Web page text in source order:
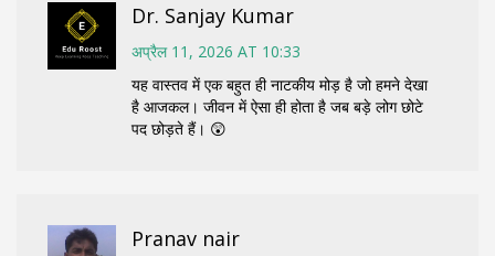
Dr. Sanjay Kumar
अप्रैल 11, 2026 AT 10:33
यह वास्तव में एक बहुत ही नाटकीय मोड़ है जो हमने देखा
है आजकल। जीवन में ऐसा ही होता है जब बड़े लोग छोटे
पद छोड़ते हैं। 😲
Pranav nair